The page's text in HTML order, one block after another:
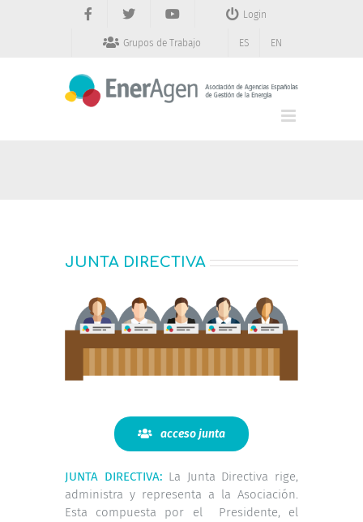
Login
Grupos de Trabajo ES EN
JUNTA DIRECTIVA
acceso junta
JUNTA DIRECTIVA: La Junta Directiva rige,
administra y representa a la Asociación.
Esta compuesta por el Presidente, el